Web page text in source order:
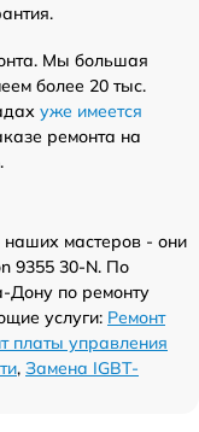
Мы большая
более 20 тыс.
уже имеется
ремонта на
мастеров - они
9355 30-N. По
Дону по ремонту
услуги: Ремонт
платы управления
, Замена IGBT-